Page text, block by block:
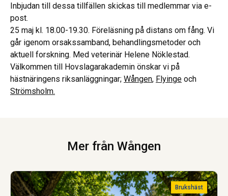
Inbjudan till dessa tillfällen skickas till medlemmar via e-
post.
25 maj kl. 18.00-19.30. Föreläsning på distans om fång. Vi
går igenom orsakssamband, behandlingsmetoder och
aktuell forskning. Med veterinär Helene Nöklestad.
Välkommen till Hovslagarakademin önskar vi på
hästnäringens riksanläggningar; Wången, Flyinge och
Strömsholm.
Mer från Wången
Brukshäst